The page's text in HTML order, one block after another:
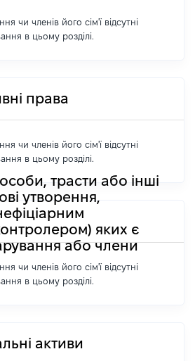
чи членів його сім'ї відсутні
в цьому розділі.
права
чи членів його сім'ї відсутні
в цьому розділі.
трасти або інші
утворення,
яких є
або члени
чи членів його сім'ї відсутні
в цьому розділі.
активи